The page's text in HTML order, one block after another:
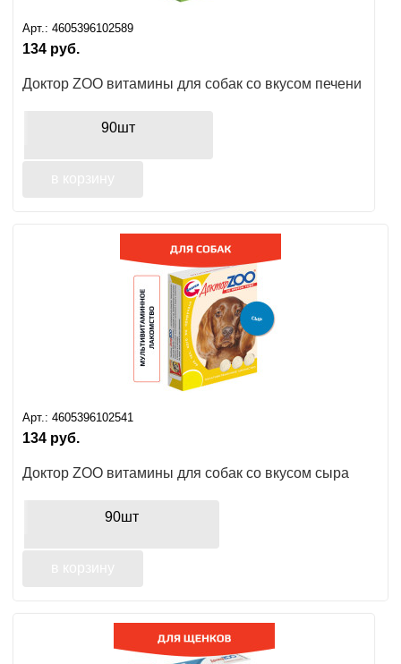
Арт.: 4605396102589
134 руб.
Доктор ZOO витамины для собак со вкусом печени
90шт
Арт.: 4605396102541
134 руб.
Доктор ZOO витамины для собак со вкусом сыра
90шт